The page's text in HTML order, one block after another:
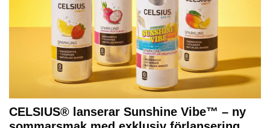
CELSIUS® lanserar Sunshine Vibe™ – ny